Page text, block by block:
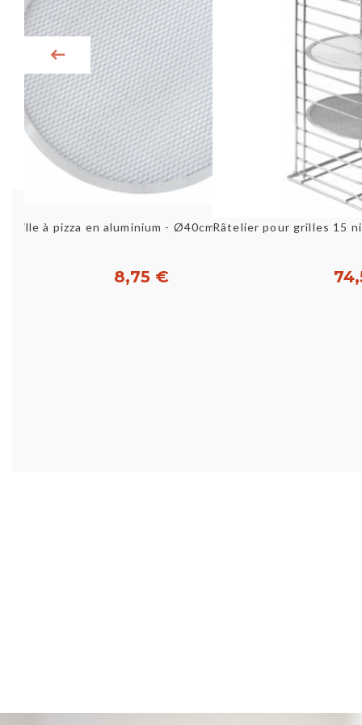
Aperçu rapide
Grille à pizza en aluminium - Ø40cm GIMETAL
8,75 €